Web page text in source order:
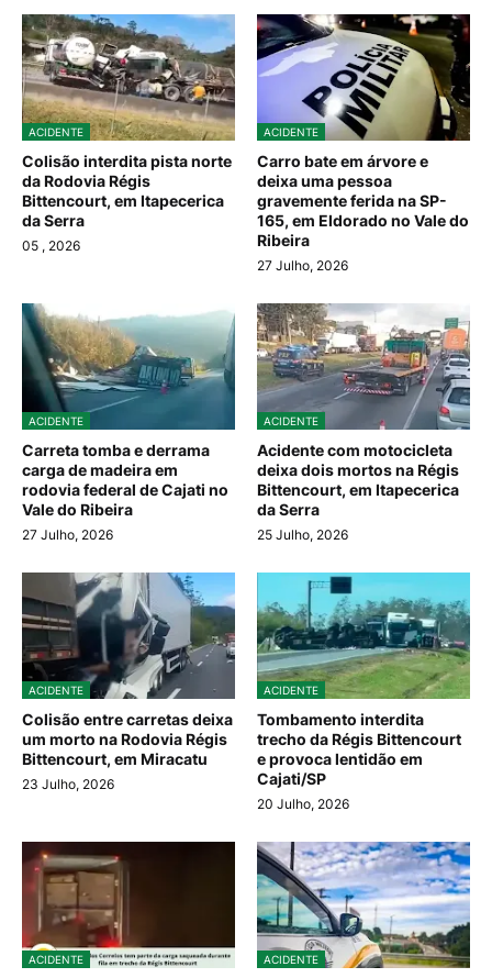
ACIDENTE
Colisão interdita pista norte
da Rodovia Régis
Bittencourt, em Itapecerica
da Serra
05 , 2026
ACIDENTE
Carro bate em árvore e
deixa uma pessoa
gravemente ferida na SP-
165, em Eldorado no Vale do
Ribeira
27 Julho, 2026
ACIDENTE
Carreta tomba e derrama
carga de madeira em
rodovia federal de Cajati no
Vale do Ribeira
27 Julho, 2026
ACIDENTE
Acidente com motocicleta
deixa dois mortos na Régis
Bittencourt, em Itapecerica
da Serra
25 Julho, 2026
ACIDENTE
Colisão entre carretas deixa
um morto na Rodovia Régis
Bittencourt, em Miracatu
23 Julho, 2026
ACIDENTE
Tombamento interdita
trecho da Régis Bittencourt
e provoca lentidão em
Cajati/SP
20 Julho, 2026
ACIDENTE ACIDENTE